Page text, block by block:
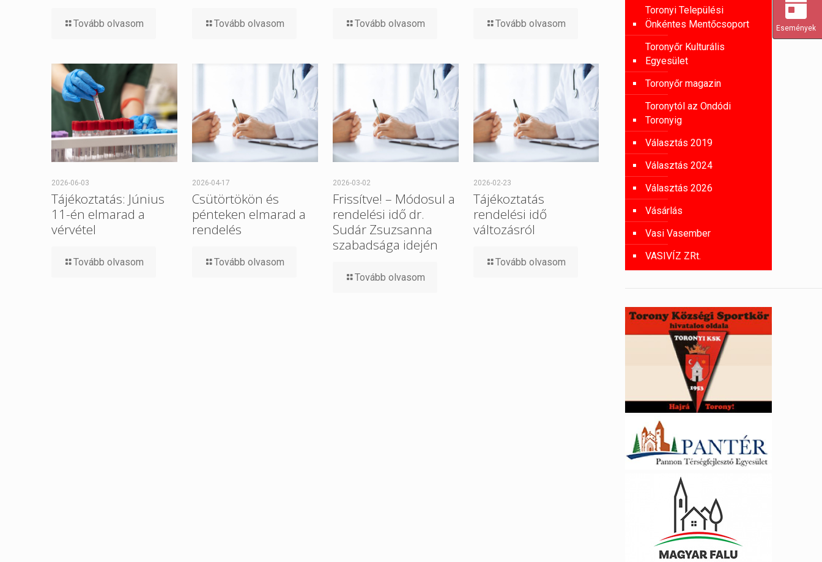
Tovább olvasom Tovább olvasom Tovább olvasom Tovább olvasom
2026-06-03
Tájékoztatás: Június
11-én elmarad a
vérvétel
Tovább olvasom
2026-04-17
Csütörtökön és
pénteken elmarad a
rendelés
Tovább olvasom
2026-03-02
Frissítve! – Módosul a
rendelési idő dr.
Sudár Zsuzsanna
szabadsága idején
Tovább olvasom
2026-02-23
Tájékoztatás
rendelési idő
változásról
Tovább olvasom
Toronyi Települési
Önkéntes Mentőcsoport
Toronyőr Kulturális
Egyesület
Toronyőr magazin
Toronytól az Ondódi
Toronyig
Választás 2019
Választás 2024
Választás 2026
Vásárlás
Vasi Vasember
VASIVÍZ ZRt.
Események